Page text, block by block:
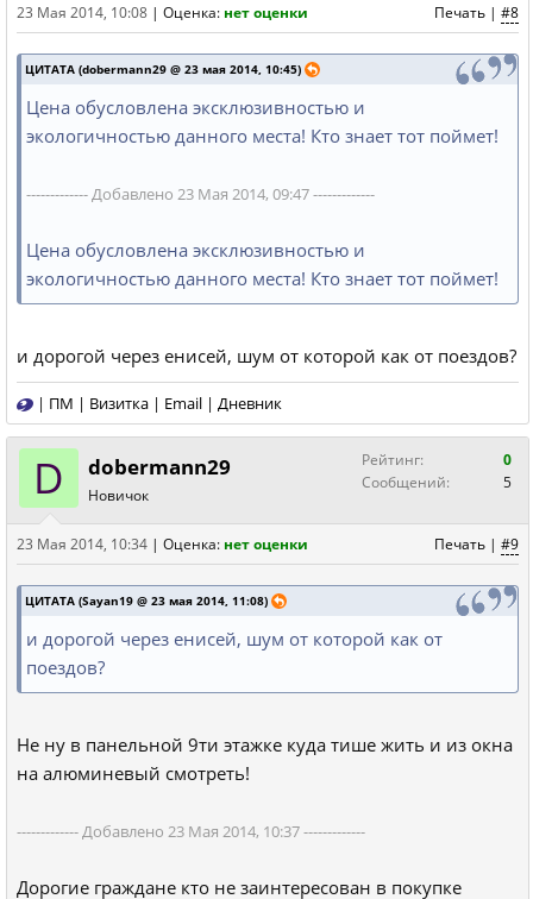
Печать | #8
23 Мая 2014, 10:08 | Оценка: нет оценки
ЦИТАТА (dobermann29 @ 23 мая 2014, 10:45)
Цена обусловлена эксклюзивностью и
экологичностью данного места! Кто знает тот поймет!
------------- Добавлено 23 Мая 2014, 09:47 -------------
Цена обусловлена эксклюзивностью и
экологичностью данного места! Кто знает тот поймет!
и дорогой через енисей, шум от которой как от поездов?
| ПМ | Визитка | Email | Дневник
D dobermann29
Новичок
Рейтинг:
0
Сообщений:
5
Печать | #9
23 Мая 2014, 10:34 | Оценка: нет оценки
ЦИТАТА (Sayan19 @ 23 мая 2014, 11:08)
и дорогой через енисей, шум от которой как от
поездов?
Не ну в панельной 9ти этажке куда тише жить и из окна
на алюминевый смотреть!
------------- Добавлено 23 Мая 2014, 10:37 -------------
Дорогие граждане кто не заинтересован в покупке